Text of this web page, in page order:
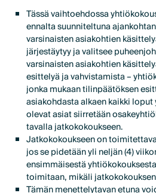
Tässä vaihtoehdossa
ennalta suunniteltuna
varsinaisten asiakohtien
järjestäytyy ja valitsee
varsinaisten asiakohtien
esittelyä ja vahvistamista –
jonka mukaan tilinpäätöksen
asiakohdasta alkaen kaikki
olevat asiat siirretään
tavalla jatkokokoukseen.
Jatkokokoukseen on
jos se pidetään yli neljän (4)
ensimmäisestä
toimitaan, mikäli
Tämän menettelytavan etuna